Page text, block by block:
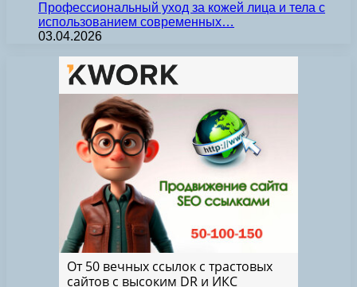
Профессиональный уход за кожей лица и тела с
использованием современных…
03.04.2026